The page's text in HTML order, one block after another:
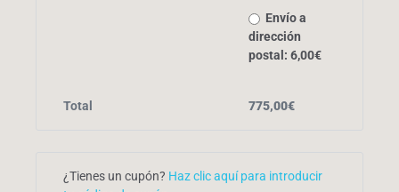
Envío a
dirección
postal: 6,00€
Total 775,00€
¿Tienes un cupón? Haz clic aquí para introducir